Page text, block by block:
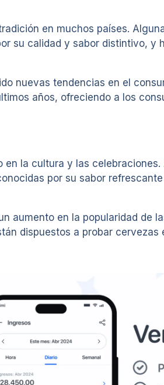
en muchos países.
su calidad y sabor distintivo, y
nuevas tendencias en el
años, ofreciendo a los
la cultura y las
por su sabor
aumento en la popularidad de
dispuestos a probar